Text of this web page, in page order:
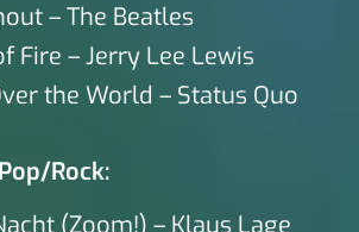
– The Beatles
Fire – Jerry Lee Lewis
the World – Status Quo
Rock: